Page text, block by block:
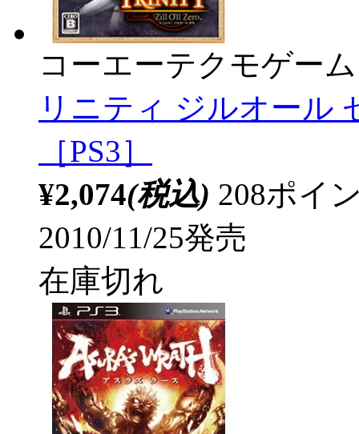
コーエーテクモゲー
リニティ ジルオール
［PS3］
¥2,074(税込) 208ポイ
2010/11/25発売
在庫切れ